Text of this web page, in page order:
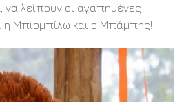
λείπουν οι αγαπημένες
η Μπιρμπίλω και ο Μπάμπης!